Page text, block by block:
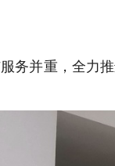
务并重，全力